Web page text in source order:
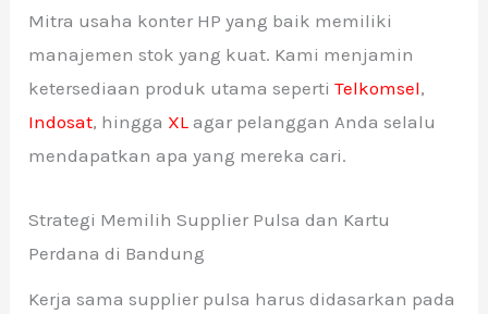
Mitra usaha konter HP yang baik memiliki
manajemen stok yang kuat. Kami menjamin
ketersediaan produk utama sepertiTelkomsel,
Indosat, hingga XL agar pelanggan Anda selalu
mendapatkan apa yang mereka cari.
Strategi Memilih Supplier Pulsa dan Kartu
Perdana di Bandung
Kerja sama supplier pulsa harus didasarkan pada